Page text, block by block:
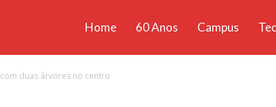
Home 60 Anos Campus
duas árvores no centro